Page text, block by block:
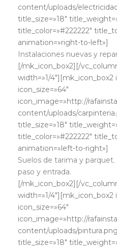
content/uploads/
title_size=»18″
title_color=»#222222″
animation=»right-to-left»]
Instalaciones nuevas y
[/mk_icon_box2][/
width=»1/
icon_size=»64″
icon_image=»http://
content/uploads/
title_size=»18″
title_color=»#222222″
animation=»left-to-right»]
Suelos de tarima y
paso y entrada.
[/mk_icon_box2][/
width=»1/
icon_size=»64″
icon_image=»http://
content/uploads/
title_size=»18″